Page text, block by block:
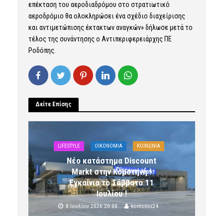
επέκταση του αεροδιαδρόμου στο στρατιωτικό
αεροδρόμιο θα ολοκληρώσει ένα σχέδιο διαχείρισης
και αντιμετώπισης έκτακτων αναγκών» δήλωσε μετά το
τέλος της συνάντησης ο Αντιπεριφερειάρχης ΠΕ
Ροδόπης.
Δείτε Επίσης
LIFESTYLE OIKONOMIA ΚΟΙΝΩΝΙΑ
Νέο κατάστημα Discount
Markt στην Κομοτηνή !
Εγκαίνια το Σάββατο 11
Ιουλίου !
8 Ιουλίου 2026 20:00 komotini24